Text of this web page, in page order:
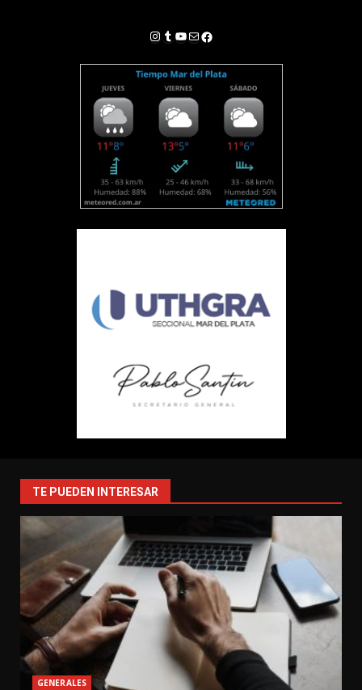
Instagram
Tumblr
YouTube
Correo electrónico
Facebook
TE PUEDEN INTERESAR
GENERALES